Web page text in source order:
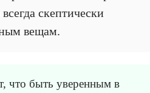
скептически
вещам.
что быть уверенным в